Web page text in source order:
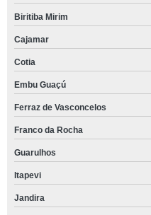
Biritiba Mirim
Cajamar
Cotia
Embu Guaçú
Ferraz de Vasconcelos
Franco da Rocha
Guarulhos
Itapevi
Jandira